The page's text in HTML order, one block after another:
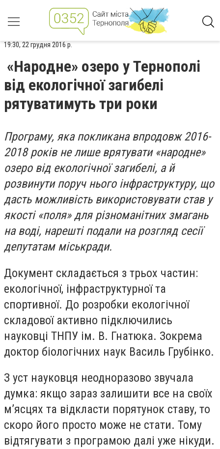
19:30, 22 грудня 2016 р.
«Народне» озеро у Тернополі
від екологічної загибелі
рятуватимуть три роки
Програму, яка покликана впродовж 2016-
2018 років не лише врятувати «народне»
озеро від екологічної загибелі, а й
розвинути поруч нього інфраструктуру, що
дасть можливість використовувати став у
якості «поля» для різноманітних змагань
на воді, нарешті подали на розгляд сесії
депутатам міськради.
Документ складається з трьох частин:
екологічної, інфраструктурної та
спортивної. До розробки екологічної
складової активно підключились
науковці ТНПУ ім. В. Гнатюка. Зокрема
доктор біологічних наук Василь Грубінко.
З уст науковця неодноразово звучала
думка: якщо зараз залишити все на своїх
м’ясцях та відкласти порятунок ставу, то
скоро його просто може не стати. Тому
відтягувати з програмою далі уже нікуди.